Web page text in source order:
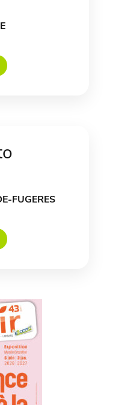
FUGERES